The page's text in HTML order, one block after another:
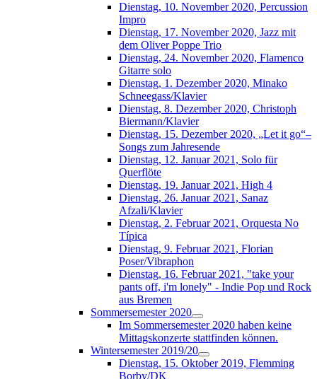
Dienstag, 10. November 2020, Percussion
Impro
Dienstag, 17. November 2020, Jazz mit
dem Oliver Poppe Trio
Dienstag, 24. November 2020, Flamenco
Gitarre solo
Dienstag, 1. Dezember 2020, Minako
Schneegass/Klavier
Dienstag, 8. Dezember 2020, Christoph
Biermann/Klavier
Dienstag, 15. Dezember 2020, „Let it go“–
Songs zum Jahresende
Dienstag, 12. Januar 2021, Solo für
Querflöte
Dienstag, 19. Januar 2021, High 4
Dienstag, 26. Januar 2021, Sanaz
Afzali/Klavier
Dienstag, 2. Februar 2021, Orquesta No
Típica
Dienstag, 9. Februar 2021, Florian
Poser/Vibraphon
Dienstag, 16. Februar 2021, "take your
pants off, i'm lonely" - Indie Pop und Rock
aus Bremen
Sommersemester 2020
Im Sommersemester 2020 haben keine
Mittagskonzerte stattfinden können.
Wintersemester 2019/20
Dienstag, 15. Oktober 2019, Flemming
Borby/DK